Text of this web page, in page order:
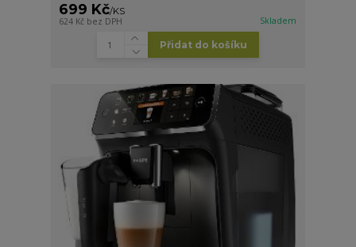
699 Kč/KS
624 Kč bez DPH Skladem
Přidat do košíku